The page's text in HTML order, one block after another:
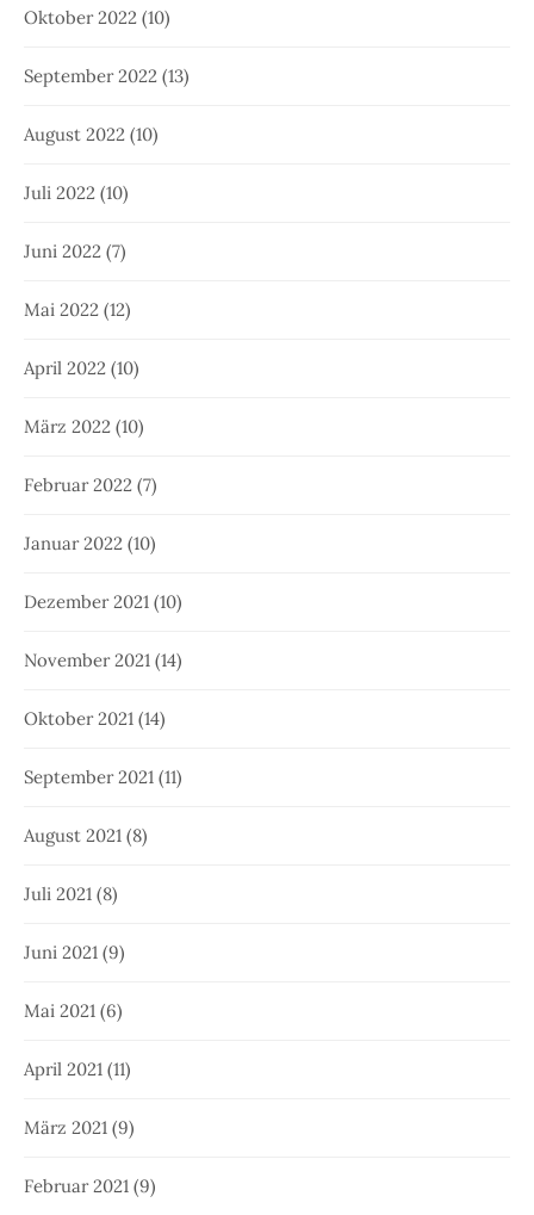
Oktober 2022 (10)
September 2022 (13)
August 2022 (10)
Juli 2022 (10)
Juni 2022 (7)
Mai 2022 (12)
April 2022 (10)
März 2022 (10)
Februar 2022 (7)
Januar 2022 (10)
Dezember 2021 (10)
November 2021 (14)
Oktober 2021 (14)
September 2021 (11)
August 2021 (8)
Juli 2021 (8)
Juni 2021 (9)
Mai 2021 (6)
April 2021 (11)
März 2021 (9)
Februar 2021 (9)